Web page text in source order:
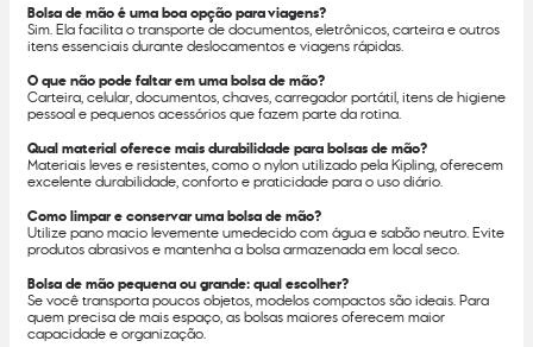
Bolsa de mão é uma boa opção para viagens?
Sim. Ela facilita o transporte de documentos, eletrônicos, carteira e outros
itens essenciais durante deslocamentos e viagens rápidas.
O que não pode faltar em uma bolsa de mão?
Carteira, celular, documentos, chaves, carregador portátil, itens de higiene
pessoal e pequenos acessórios que fazem parte da rotina.
Qual material oferece mais durabilidade para bolsas de mão?
Materiais leves e resistentes, como o nylon utilizado pela Kipling, oferecem
excelente durabilidade, conforto e praticidade para o uso diário.
Como limpar e conservar uma bolsa de mão?
Utilize pano macio levemente umedecido com água e sabão neutro. Evite
produtos abrasivos e mantenha a bolsa armazenada em local seco.
Bolsa de mão pequena ou grande: qual escolher?
Se você transporta poucos objetos, modelos compactos são ideais. Para
quem precisa de mais espaço, as bolsas maiores oferecem maior
capacidade e organização.